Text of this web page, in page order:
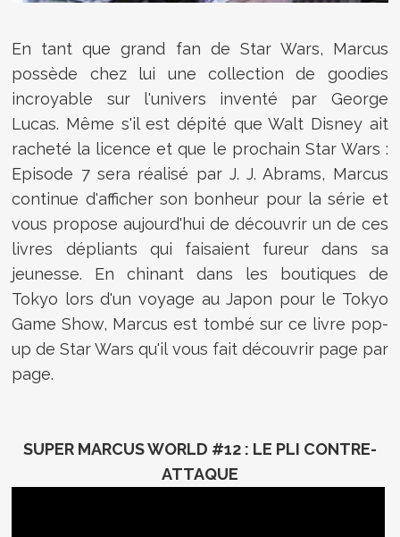
En tant que grand fan de Star Wars, Marcus
possède chez lui une collection de goodies
incroyable sur l'univers inventé par George
Lucas. Même s'il est dépité que Walt Disney ait
racheté la licence et que le prochain Star Wars :
Episode 7 sera réalisé par J. J. Abrams, Marcus
continue d'afficher son bonheur pour la série et
vous propose aujourd'hui de découvrir un de ces
livres dépliants qui faisaient fureur dans sa
jeunesse. En chinant dans les boutiques de
Tokyo lors d'un voyage au Japon pour le Tokyo
Game Show, Marcus est tombé sur ce livre pop-
up de Star Wars qu'il vous fait découvrir page par
page.
SUPER MARCUS WORLD #12 : LE PLI CONTRE-
ATTAQUE